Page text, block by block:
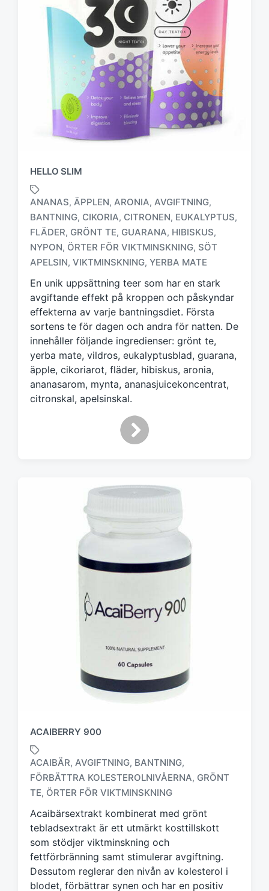
HELLO SLIM
M
ä
r
t
m
e
ANANAS, ÄPPLEN, ARONIA, AVGIFTNING,
BANTNING, CIKORIA, CITRONEN, EUKALYPTUS,
FLÄDER, GRÖNT TE, GUARANA, HIBISKUS,
NYPON, ÖRTER FÖR VIKTMINSKNING, SÖT
APELSIN, VIKTMINSKNING, YERBA MATE
En unik uppsättning teer som har en stark
avgiftande effekt på kroppen och påskyndar
effekterna av varje bantningsdiet. Första
sortens te för dagen och andra för natten. De
innehåller följande ingredienser: grönt te,
yerba mate, vildros, eukalyptusblad, guarana,
äpple, cikoriarot, fläder, hibiskus, aronia,
ananasarom, mynta, ananasjuicekoncentrat,
citronskal, apelsinskal.
ACAIBERRY 900
M
ä
k
t
m
e
d
ACAIBÄR, AVGIFTNING, BANTNING,
FÖRBÄTTRA KOLESTEROLNIVÅERNA, GRÖNT
TE, ÖRTER FÖR VIKTMINSKNING
Acaibärsextrakt kombinerat med grönt
tebladsextrakt är ett utmärkt kosttillskott
som stödjer viktminskning och
fettförbränning samt stimulerar avgiftning.
Dessutom reglerar den nivån av kolesterol i
blodet, förbättrar synen och har en positiv